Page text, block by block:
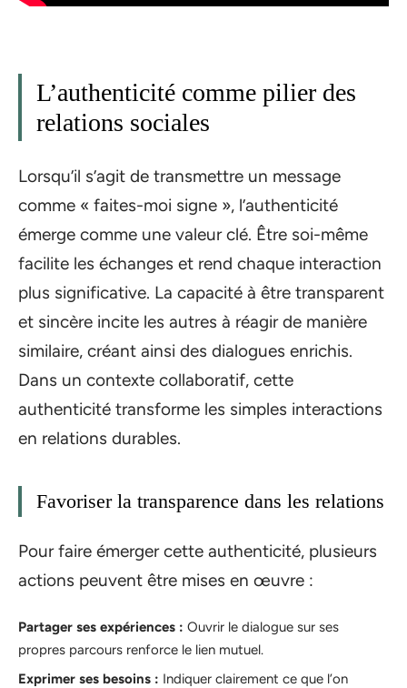
L’authenticité comme pilier des
relations sociales
Lorsqu’il s’agit de transmettre un message
comme « faites-moi signe », l’authenticité
émerge comme une valeur clé. Être soi-même
facilite les échanges et rend chaque interaction
plus significative. La capacité à être transparent
et sincère incite les autres à réagir de manière
similaire, créant ainsi des dialogues enrichis.
Dans un contexte collaboratif, cette
authenticité transforme les simples interactions
en relations durables.
Favoriser la transparence dans les relations
Pour faire émerger cette authenticité, plusieurs
actions peuvent être mises en œuvre :
Partager ses expériences : Ouvrir le dialogue sur ses
propres parcours renforce le lien mutuel.
Exprimer ses besoins : Indiquer clairement ce que l’on